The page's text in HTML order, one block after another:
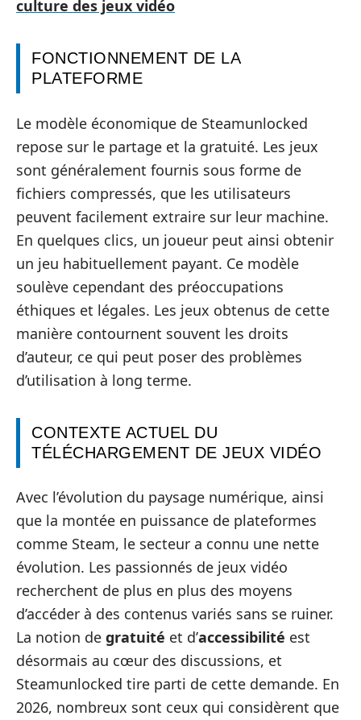
culture des jeux vidéo
FONCTIONNEMENT DE LA
PLATEFORME
Le modèle économique de Steamunlocked
repose sur le partage et la gratuité. Les jeux
sont généralement fournis sous forme de
fichiers compressés, que les utilisateurs
peuvent facilement extraire sur leur machine.
En quelques clics, un joueur peut ainsi obtenir
un jeu habituellement payant. Ce modèle
soulève cependant des préoccupations
éthiques et légales. Les jeux obtenus de cette
manière contournent souvent les droits
d’auteur, ce qui peut poser des problèmes
d’utilisation à long terme.
CONTEXTE ACTUEL DU
TÉLÉCHARGEMENT DE JEUX VIDÉO
Avec l’évolution du paysage numérique, ainsi
que la montée en puissance de plateformes
comme Steam, le secteur a connu une nette
évolution. Les passionnés de jeux vidéo
recherchent de plus en plus des moyens
d’accéder à des contenus variés sans se ruiner.
La notion de gratuité et d’accessibilité est
désormais au cœur des discussions, et
Steamunlocked tire parti de cette demande. En
2026, nombreux sont ceux qui considèrent que